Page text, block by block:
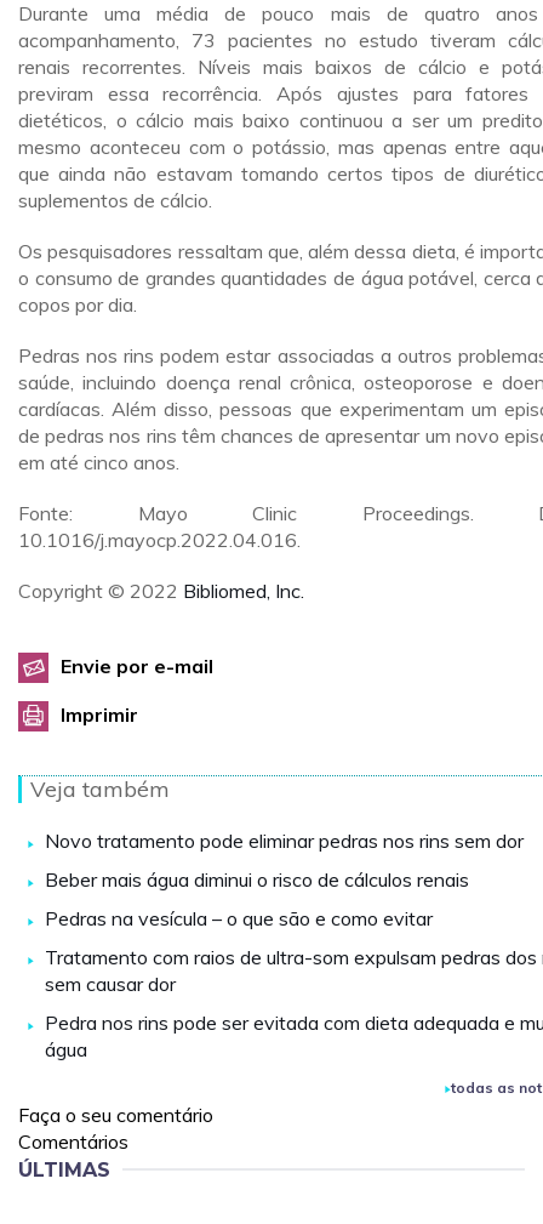
Durante uma média de pouco mais de quatro
acompanhamento, 73 pacientes no estudo tiveram
renais recorrentes. Níveis mais baixos de cálcio e
previram essa recorrência. Após ajustes para fatores
dietéticos, o cálcio mais baixo continuou a ser um
mesmo aconteceu com o potássio, mas apenas entre
que ainda não estavam tomando certos tipos de
suplementos de cálcio.
Os pesquisadores ressaltam que, além dessa dieta, é
o consumo de grandes quantidades de água potável, cerca
copos por dia.
Pedras nos rins podem estar associadas a outros
saúde, incluindo doença renal crônica, osteoporose e
cardíacas. Além disso, pessoas que experimentam um
de pedras nos rins têm chances de apresentar um novo
em até cinco anos.
Fonte: Mayo Clinic Proceedings.
10.1016/j.mayocp.2022.04.016.
Copyright © 2022 Bibliomed, Inc.
Envie por e-mail
Imprimir
Veja também
Novo tratamento pode eliminar pedras nos rins sem dor
Beber mais água diminui o risco de cálculos renais
Pedras na vesícula – o que são e como evitar
Tratamento com raios de ultra-som expulsam pedras dos
sem causar dor
Pedra nos rins pode ser evitada com dieta adequada e
água
todas as
Faça o seu comentário
Comentários
ÚLTIMAS